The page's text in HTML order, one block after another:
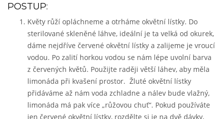
POSTUP:
Květy růží opláchneme a otrháme okvětní lístky. Do
sterilované skleněné láhve, ideální je ta velká od okurek,
dáme nejdříve červené okvětní lístky a zalijeme je vroucí
vodou. Po zalití horkou vodou se nám lépe uvolní barva
z červených květů. Použijte raději větší láhev, aby měla
limonáda při kvašení prostor. Žluté okvětní lístky
přidáváme až nám voda zchladne a nálev bude vlažný,
limonáda má pak více „růžovou chuť“. Pokud používáte
jen červené okvětní lístky, rozdělte si je na dvě dávky,